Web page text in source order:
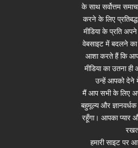
के साथ सर्वोत्तम
करने के लिए
मीडिया के प्रति
वेबसाइट में बदलने
आशा करते हैं कि आप
मीडिया का उतना
उन्हें आपको
मैं आप सभी के लिए
बहुमूल्य और
रहूँगा। आपका प्यार
हमारी साइट पर